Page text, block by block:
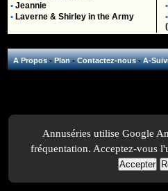
• Jeannie
• Laverne & Shirley in the Army
•
•
A Propos-Plan-Contactez-nous-A-
Annuséries utilise Google
fréquentation. Acceptez-vous
Accepter